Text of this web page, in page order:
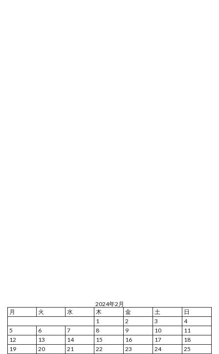
2024年2月
月
火 水 木 金 土
日
1
2 3
4
5
6 7 8 9 10
11
12
13 14 15 16 17
18
19
20 21 22 23 24
25